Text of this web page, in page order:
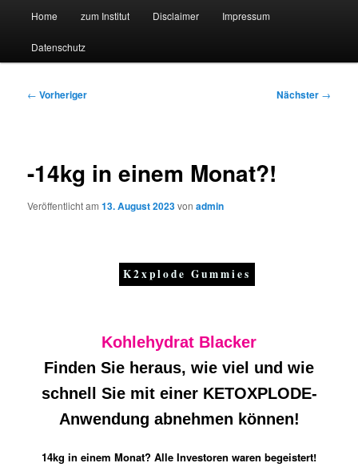
Suchmaschine Forschung und
Technologie
Zum
primären
Zum
sekundären
Home zum Institut Disclaimer Impressum
Datenschutz
Beitragsnavigation
← Vorheriger Nächster →
-14kg in einem Monat?!
Veröffentlicht am13. August 2023vonadmin
K2xplode Gummies
Kohlehydrat Blacker
Finden Sie heraus, wie viel und wie
schnell Sie mit einer KETOXPLODE-
Anwendung abnehmen können!
14kg in einem Monat? Alle Investoren waren begeistert!